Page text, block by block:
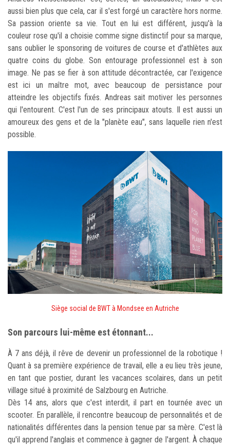
aussi bien plus que cela, car il s'est forgé un caractère hors norme.
Sa passion oriente sa vie. Tout en lui est différent, jusqu'à la
couleur rose qu'il a choisie comme signe distinctif pour sa marque,
sans oublier le sponsoring de voitures de course et d'athlètes aux
quatre coins du globe. Son entourage professionnel est à son
image. Ne pas se fier à son attitude décontractée, car l'exigence
est ici un maître mot, avec beaucoup de persistance pour
atteindre les objectifs fixés. Andreas sait motiver les personnes
qui l'entourent. C'est l'un de ses principaux atouts. Il est aussi un
amoureux des gens et de la "planète eau", sans laquelle rien n'est
possible.
Siège social de BWT à Mondsee en Autriche
Son parcours lui-même est étonnant...
À 7 ans déjà, il rêve de devenir un professionnel de la robotique !
Quant à sa première expérience de travail, elle a eu lieu très jeune,
en tant que postier, durant les vacances scolaires, dans un petit
village situé à proximité de Salzbourg en Autriche.
Dès 14 ans, alors que c'est interdit, il part en tournée avec un
scooter. En parallèle, il rencontre beaucoup de personnalités et de
nationalités différentes dans la pension tenue par sa mère. C'est là
qu'il apprend l'anglais et commence à gagner de l'argent. À chaque